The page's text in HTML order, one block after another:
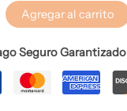
Agregar al carrito
Seguro Garantizado